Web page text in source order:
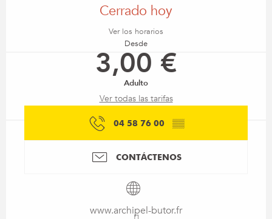
Cerrado hoy
Ver los horarios
Desde
3,00 €
Adulto
Ver todas las tarifas
04 58 76 00 ▒▒
CONTÁCTENOS
www.archipel-butor.fr